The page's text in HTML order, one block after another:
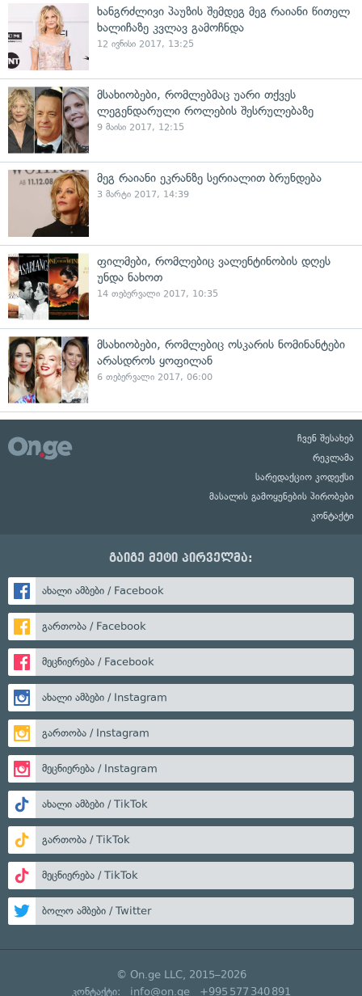
ხანგრძლივი პაუზის შემდეგ მეგ რაიანი წითელ
ხალიჩაზე კვლავ გამოჩნდა
12 ივნისი 2017, 13:25
მსახიობები, რომლებმაც უარი თქვეს
ლეგენდარული როლების შესრულებაზე
9 მაისი 2017, 12:15
მეგ რაიანი ეკრანზე სერიალით ბრუნდება
3 მარტი 2017, 14:39
ფილმები, რომლებიც ვალენტინობის დღეს
უნდა ნახოთ
14 თებერვალი 2017, 10:35
მსახიობები, რომლებიც ოსკარის ნომინანტები
არასდროს ყოფილან
6 თებერვალი 2017, 06:00
ჩვენ შესახებ
რეკლამა
სარედაქციო კოდექსი
მასალის გამოყენების პირობები
კონტაქტი
გაიგე მეტი პირველმა:
ახალი ამბები / Facebook
გართობა / Facebook
მეცნიერება / Facebook
ახალი ამბები / Instagram
გართობა / Instagram
მეცნიერება / Instagram
ახალი ამბები / TikTok
გართობა / TikTok
მეცნიერება / TikTok
ბოლო ამბები / Twitter
© On.ge LLC, 2015–2026
კონტაქტი: info@on.ge +995 577 340 891